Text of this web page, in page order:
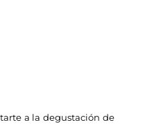
a la degustación de